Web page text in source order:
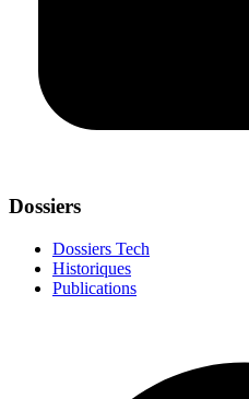
Dossiers
Dossiers Tech
Historiques
Publications